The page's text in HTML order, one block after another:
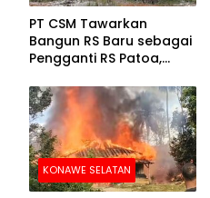
PT CSM Tawarkan
Bangun RS Baru sebagai
Pengganti RS Patoa,
Kolut
KONAWE SELATAN